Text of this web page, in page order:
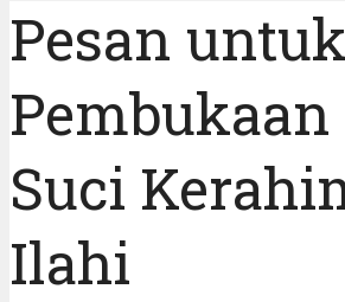
Pesan untuk
Suci
Ilahi